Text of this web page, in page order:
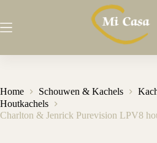
de
Home Schouwen & Kachels
Houtkachels
Charlton & Jenrick Purevision LPV8